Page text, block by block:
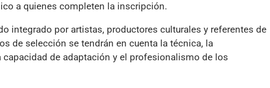
a quienes completen la inscripción.
integrado por artistas, productores culturales y referentes de
de selección se tendrán en cuenta la técnica, la
de adaptación y el profesionalismo de los